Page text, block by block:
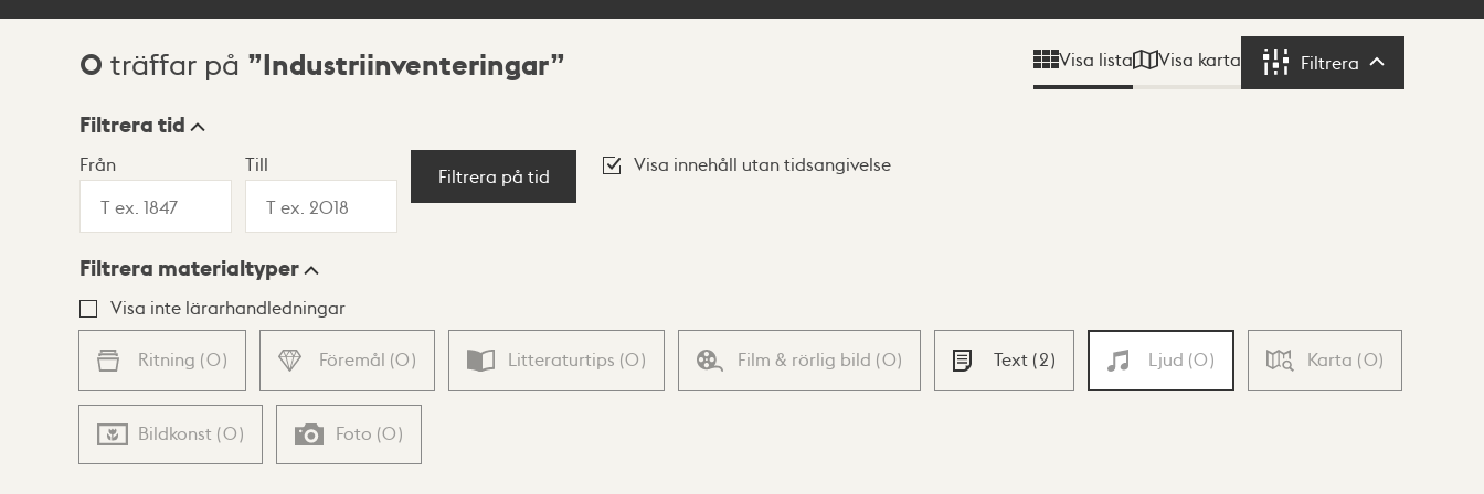
Sökresultat
0 träffar på Industriinventeringar Visa lista Visa karta Filtrera Filtrera
Visningsläge
Lista Karta
Filtrera tid
Från Till
Filtrera på tid
Visa innehåll utan tidsangivelse
Filtrera materialtyper
Visa inte lärarhandledningar
Ritning (0) Föremål (0) Litteraturtips (0) Film & rörlig bild (0) Text (2) Ljud (0) Karta (0)
Bildkonst (0) Foto (0)